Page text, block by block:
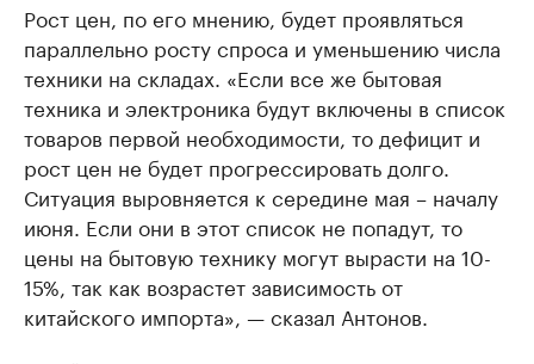
Рост цен, по его мнению, будет проявляться
параллельно росту спроса и уменьшению числа
техники на складах. «Если все же бытовая
техника и электроника будут включены в список
товаров первой необходимости, то дефицит и
рост цен не будет прогрессировать долго.
Ситуация выровняется к середине мая – началу
июня. Если они в этот список не попадут, то
цены на бытовую технику могут вырасти на 10-
15%, так как возрастет зависимость от
китайского импорта», — сказал Антонов.